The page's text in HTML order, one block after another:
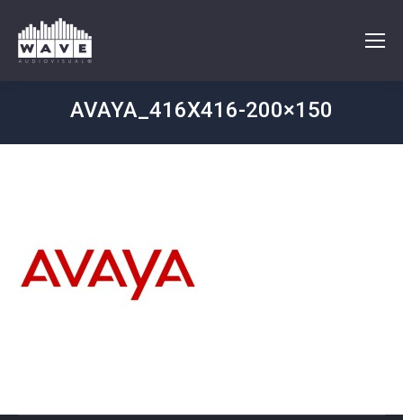
AVAYA_416X416-200×150